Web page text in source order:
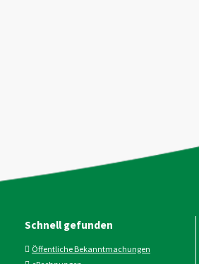
Schnell gefunden
Öffentliche Bekanntmachungen